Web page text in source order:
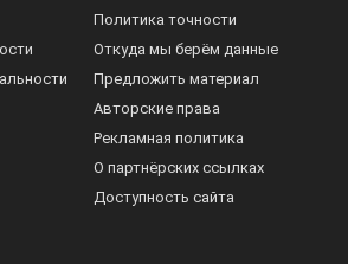
Политика точности
Откуда мы берём данные
Предложить материал
Авторские права
Рекламная политика
О партнёрских ссылках
Доступность сайта